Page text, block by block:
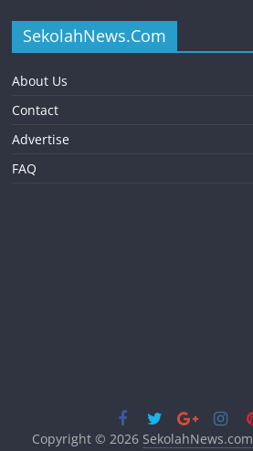
SekolahNews.Com
About Us
Contact
Advertise
FAQ
Copyright © 2026 SekolahNews.com